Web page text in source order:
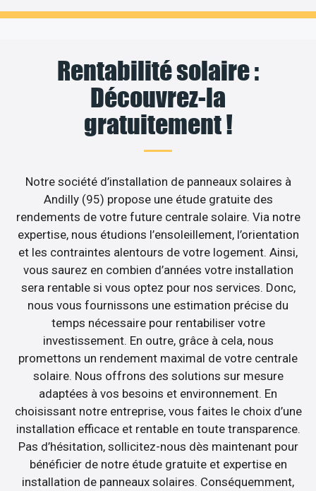
Rentabilité solaire :
Découvrez-la
gratuitement !
Notre société d’installation de panneaux solaires à
Andilly (95) propose une étude gratuite des
rendements de votre future centrale solaire. Via notre
expertise, nous étudions l’ensoleillement, l’orientation
et les contraintes alentours de votre logement. Ainsi,
vous saurez en combien d’années votre installation
sera rentable si vous optez pour nos services. Donc,
nous vous fournissons une estimation précise du
temps nécessaire pour rentabiliser votre
investissement. En outre, grâce à cela, nous
promettons un rendement maximal de votre centrale
solaire. Nous offrons des solutions sur mesure
adaptées à vos besoins et environnement. En
choisissant notre entreprise, vous faites le choix d’une
installation efficace et rentable en toute transparence.
Pas d’hésitation, sollicitez-nous dès maintenant pour
bénéficier de notre étude gratuite et expertise en
installation de panneaux solaires. Conséquemment,